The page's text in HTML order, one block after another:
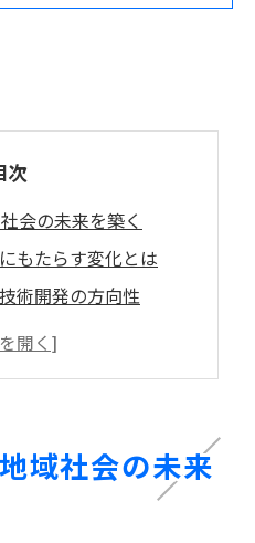
次
会の未来を築く
もたらす変化とは
術開発の方向性
土木技術で解決
たらす持続可能な発展
域社会の未来